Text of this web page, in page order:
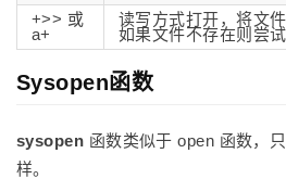
+>> 或
a+
读写方式打开，将文
如果文件不存在则尝试
Sysopen函数
sysopen 函数类似于 open 函数，
样。